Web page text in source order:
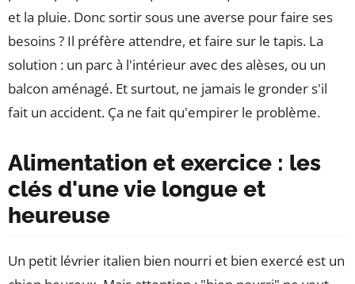
et la pluie. Donc sortir sous une averse pour faire ses
besoins ? Il préfère attendre, et faire sur le tapis. La
solution : un parc à l'intérieur avec des alèses, ou un
balcon aménagé. Et surtout, ne jamais le gronder s'il
fait un accident. Ça ne fait qu'empirer le problème.
Alimentation et exercice : les
clés d'une vie longue et
heureuse
Un petit lévrier italien bien nourri et bien exercé est un